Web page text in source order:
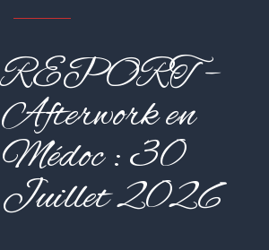
REPORT –
Afterwork en
Médoc : 30
Juillet 2026